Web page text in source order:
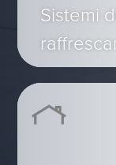
Sistemi